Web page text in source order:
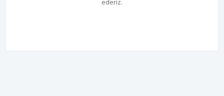
ederiz.